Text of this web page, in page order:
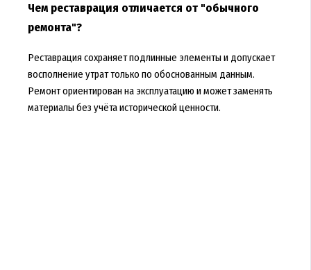
Чем реставрация отличается от "обычного
ремонта"?
Реставрация сохраняет подлинные элементы и допускает
восполнение утрат только по обоснованным данным.
Ремонт ориентирован на эксплуатацию и может заменять
материалы без учёта исторической ценности.